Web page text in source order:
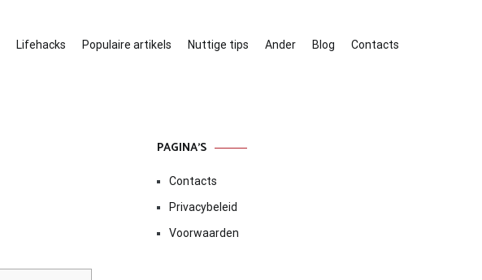
Lifehacks Populaire artikels Nuttige tips Ander Blog Contacts
PAGINA’S
Contacts
Privacybeleid
Voorwaarden